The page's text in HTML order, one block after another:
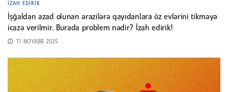
İZAH EDIRIK
İşğaldan azad olunan ərazilərə qayıdanlara öz evlərini tikməyə
icazə verilmir. Burada problem nədir? İzah edirik!
11 NOYABR 2025